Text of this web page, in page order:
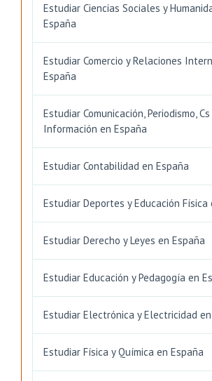
Estudiar Ciencias Sociales y
España
Estudiar Comercio y Relaciones
España
Estudiar Comunicación, Periodismo,
Información en España
Estudiar Contabilidad en España
Estudiar Deportes y Educación Física
Estudiar Derecho y Leyes en España
Estudiar Educación y Pedagogía en
Estudiar Electrónica y Electricidad
Estudiar Física y Química en España